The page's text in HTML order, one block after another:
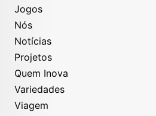
Jogos
Nós
Notícias
Projetos
Quem Inova
Variedades
Viagem